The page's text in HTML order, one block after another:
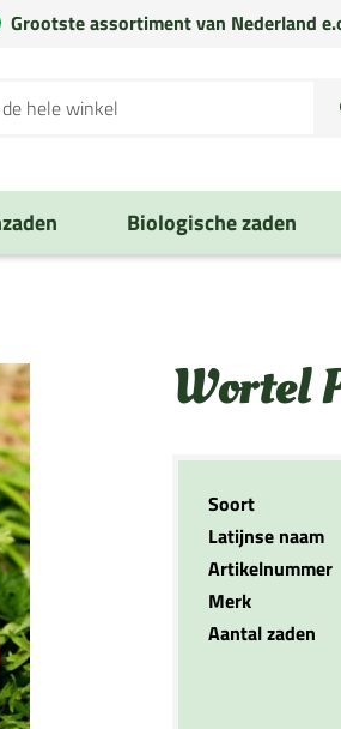
Grootste assortiment van Nederland
Biologische zaden
Wortel
Soort
Latijnse naam
Artikelnummer
Merk
Aantal zaden